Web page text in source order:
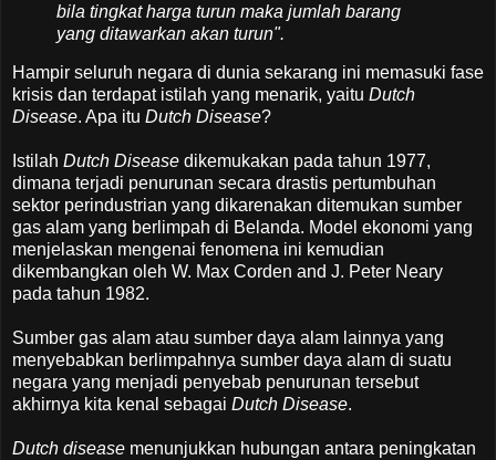
bila tingkat harga turun maka jumlah barang
yang ditawarkan akan turun".
Hampir seluruh negara di dunia sekarang ini memasuki fase
krisis dan terdapat istilah yang menarik, yaitu Dutch
Disease. Apa itu Dutch Disease?
Istilah Dutch Disease dikemukakan pada tahun 1977,
dimana terjadi penurunan secara drastis pertumbuhan
sektor perindustrian yang dikarenakan ditemukan sumber
gas alam yang berlimpah di Belanda. Model ekonomi yang
menjelaskan mengenai fenomena ini kemudian
dikembangkan oleh W. Max Corden and J. Peter Neary
pada tahun 1982.
Sumber gas alam atau sumber daya alam lainnya yang
menyebabkan berlimpahnya sumber daya alam di suatu
negara yang menjadi penyebab penurunan tersebut
akhirnya kita kenal sebagai Dutch Disease.
Dutch disease menunjukkan hubungan antara peningkatan